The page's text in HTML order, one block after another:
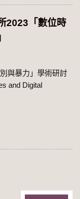
2023「數位時
與暴力」學術研討
and Digital